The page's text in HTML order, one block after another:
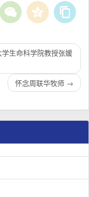
生命科学院教授张媛
怀念周联华牧师 →
在宁召开
焦民革党员之家建设管
导班子民主生活会